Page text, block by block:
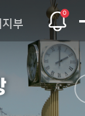
부
0